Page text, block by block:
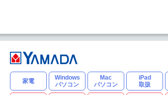
家電
Windows
パソコン
Mac
パソコン
iPad
取扱